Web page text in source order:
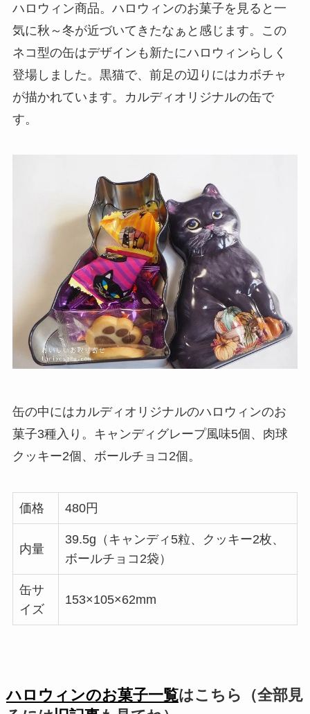
ハロウィン商品。ハロウィンのお菓子を見ると一
気に秋～冬が近づいてきたなぁと感じます。この
ネコ型の缶はデザインも新たにハロウィンらしく
登場しました。黒猫で、前足の辺りにはカボチャ
が描かれています。カルディオリジナルの缶で
す。
缶の中にはカルディオリジナルのハロウィンのお
菓子3種入り。キャンディグレープ風味5個、肉球
クッキー2個、ボールチョコ2個。
価格 480円
内量
39.5g（キャンディ5粒、クッキー2枚、
ボールチョコ2袋）
缶サ
イズ
153×105×62mm
ハロウィンのお菓子一覧はこちら（全部見